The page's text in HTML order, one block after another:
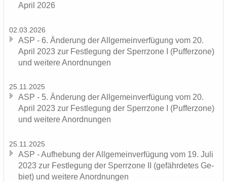
April 2026
02.03.2026
ASP - 6. Än­de­rung der All­ge­mein­ver­fü­gung vom 20.
April 2023 zur Fest­le­gung der Sperr­zo­ne I (Puf­fer­zo­ne)
und wei­te­re An­ord­nun­gen
25.11.2025
ASP - 5. Än­de­rung der All­ge­mein­ver­fü­gung vom 20.
April 2023 zur Fest­le­gung der Sperr­zo­ne I (Puf­fer­zo­ne)
und wei­te­re An­ord­nun­gen
25.11.2025
ASP - Auf­he­bung der All­ge­mein­ver­fü­gung vom 19. Juli
2023 zur Fest­le­gung der Sperr­zo­ne II (ge­fähr­de­tes Ge­
biet) und wei­te­re An­ord­nun­gen